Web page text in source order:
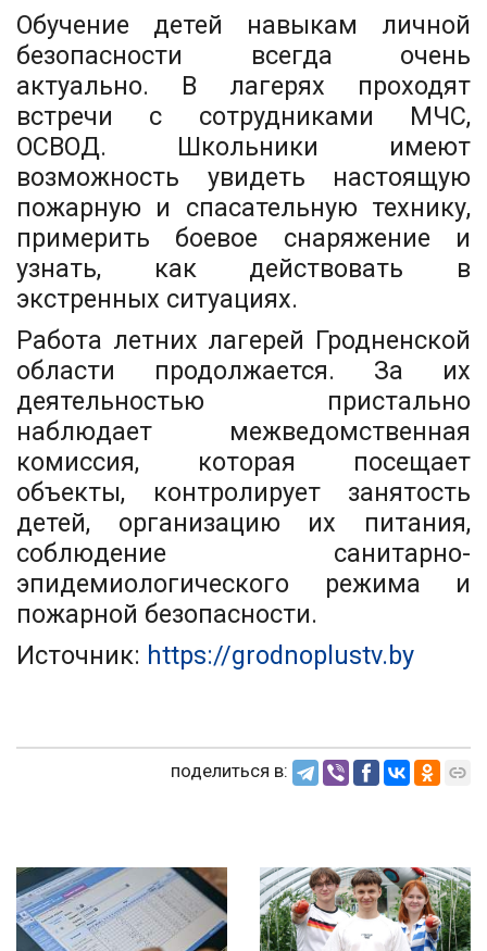
Обучение детей навыкам личной
безопасности всегда очень
актуально. В лагерях проходят
встречи с сотрудниками МЧС,
ОСВОД. Школьники имеют
возможность увидеть настоящую
пожарную и спасательную технику,
примерить боевое снаряжение и
узнать, как действовать в
экстренных ситуациях.
Работа летних лагерей Гродненской
области продолжается. За их
деятельностью пристально
наблюдает межведомственная
комиссия, которая посещает
объекты, контролирует занятость
детей, организацию их питания,
соблюдение санитарно-
эпидемиологического режима и
пожарной безопасности.
Источник: https://grodnoplustv.by
поделиться в: